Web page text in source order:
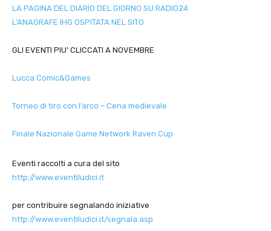
LA PAGINA DEL DIARIO DEL GIORNO SU RADIO24
L’ANAGRAFE IHG OSPITATA NEL SITO
GLI EVENTI PIU’ CLICCATI A NOVEMBRE
Lucca Comic&Games
Torneo di tiro con l’arco – Cena medievale
Finale Nazionale Game Network Raven Cup
Eventi raccolti a cura del sito
http://www.eventiludici.it
per contribuire segnalando iniziative
http://www.eventiludici.it/segnala.asp